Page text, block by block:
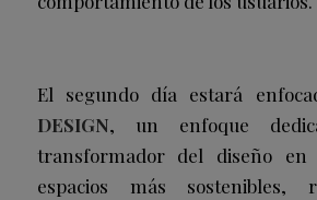
El segundo día estará
DESIGN, un enfoque
transformador del diseño en
espacios más sostenibles,